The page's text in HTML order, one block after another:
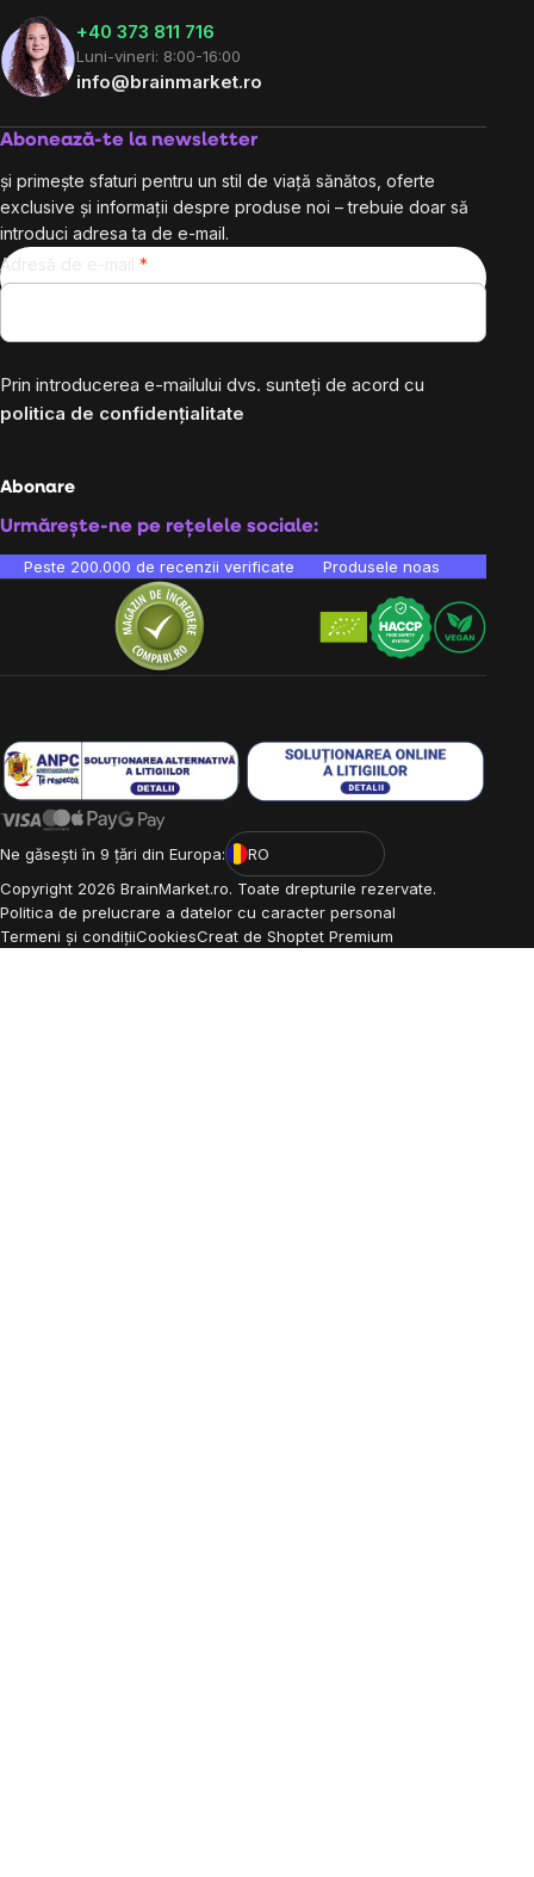
+40 373 811 716
Luni-vineri: 8:00-16:00
info@brainmarket.ro
Abonează-te la newsletter
și primește sfaturi pentru un stil de viață sănătos, oferte
exclusive și informații despre produse noi – trebuie doar să
introduci adresa ta de e-mail.
Adresă de e-mail
Prin introducerea e-mailului dvs. sunteți de acord cu
politica de confidențialitate
Abonare
Urmărește-ne pe rețelele sociale:
Peste 200.000 de recenzii verificate Produsele noastre sunt
Ne găsești în 9 țări din Europa:
RO
Copyright 2026 BrainMarket.ro. Toate drepturile rezervate.
Politica de prelucrare a datelor cu caracter personal
Termeni și condițiiCookiesCreat de Shoptet Premium